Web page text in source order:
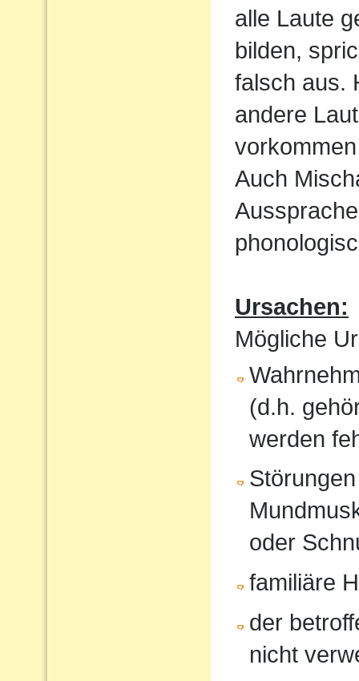
alle Laute
bilden,
falsch aus.
andere
Auch
Ursachen:
Mögliche
(d.h.
werden
oder
familiäre
der
nicht